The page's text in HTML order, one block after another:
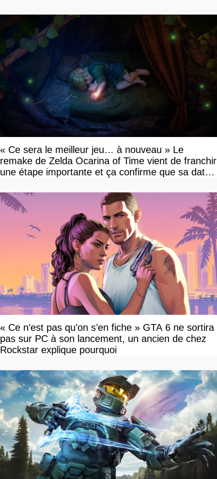
« Ce sera le meilleur jeu… à nouveau » Le
remake de Zelda Ocarina of Time vient de franchir
une étape importante et ça confirme que sa date
« Ce n’est pas qu’on s’en fiche » GTA 6 ne sortira
pas sur PC à son lancement, un ancien de chez
Rockstar explique pourquoi